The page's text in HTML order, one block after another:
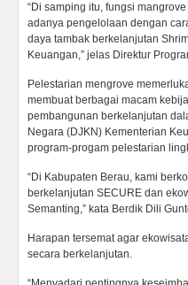
“Di samping itu, fungsi
adanya pengelolaan dengan
daya tambak berkelanjutan
Keuangan,” jelas Direktur
Pelestarian mengrove
membuat berbagai macam
pembangunan berkelanjutan
Negara (DJKN) Kementerian
program-progam pelestarian
“Di Kabupaten Berau, kami
berkelanjutan SECURE dan
Semanting,” kata Berdik Dili
Harapan tersemat agar
secara berkelanjutan.